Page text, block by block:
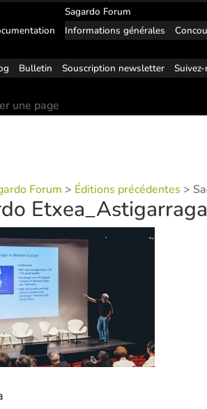
Sagardo Forum
Informations générales
Bulletin Souscription newsletter
une page
Forum > Éditions précédentes >